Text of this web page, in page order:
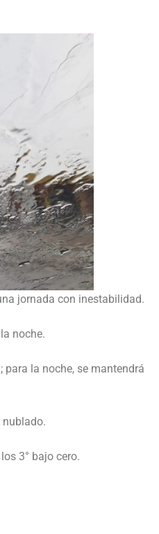
jornada con inestabilidad.
noche.
la noche, se mantendrá
nublado.
3° bajo cero.